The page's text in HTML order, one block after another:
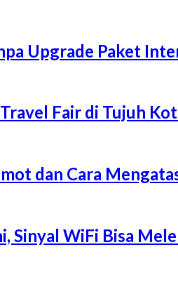
Upgrade Paket
Fair di Tujuh
dan Cara
Sinyal WiFi Bisa